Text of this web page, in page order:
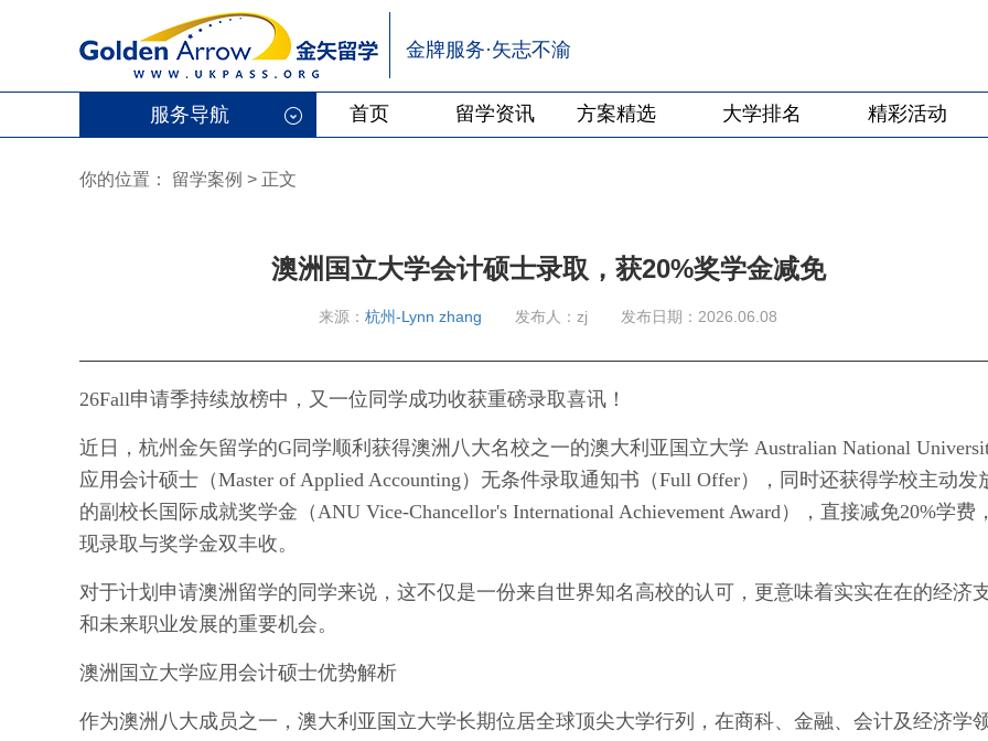
金牌服务·矢志不渝
服务导航 首页 留学资讯 方案精选 大学排名 精彩活动
你的位置： 留学案例 > 正文
澳洲国立大学会计硕士录取，获20%奖学金减免
来源： 杭州-Lynn zhang 发布人：zj 发布日期：2026.06.08
26Fall申请季持续放榜中，又一位同学成功收获重磅录取喜讯！
近日， 杭州金矢留学的G同学顺利获得澳洲八大名校之一的澳大利亚国立大学 Australian National
应用会计硕士（Master of Applied Accounting）无条件录取通知书（Full Offer），同时还获得学校主动发
的副校长国际成就奖学金（ANU Vice-Chancellor's International Achievement Award），直接减免20%学费
现录取与奖学金双丰收。
对于计划申请澳洲留学的同学来说，这不仅是一份来自世界知名高校的认可，更意味着实实在在的经济
和未来职业发展的重要机会。
澳洲国立大学应用会计硕士优势解析
作为澳洲八大成员之一， 澳大利亚国立大学长期位居全球顶尖大学行列，在商科、金融、会计及经济学